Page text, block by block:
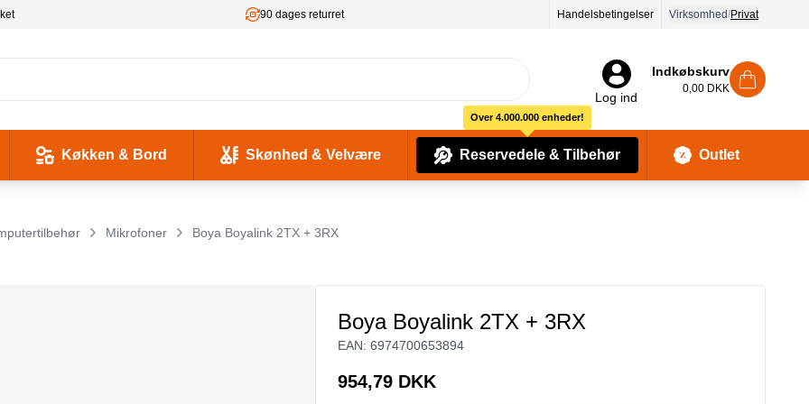
90 dages returret Handelsbetingelser Virksomhed/Privat
Log ind
Indkøbskurv
0,00 DKK
Køkken & Bord Skønhed & Velvære Reservedele & Tilbehør
Over 4.000.000 enheder!
Outlet
Mikrofoner Boya Boyalink 2TX + 3RX
Boya Boyalink 2TX + 3RX
EAN: 6974700653894
954,79 DKK